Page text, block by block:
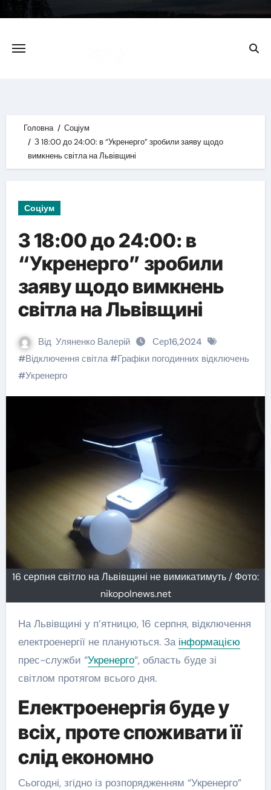
content
Головна
Соціум
З 18:00 до 24:00: в “Укренерго” зробили заяву щодо
вимкнень світла на Львівщині
Соціум
З 18:00 до 24:00: в
“Укренерго” зробили
заяву щодо вимкнень
світла на Львівщині
Від Уляненко Валерій
Сер16,2024
#Відключення світла#Графіки погодинних відключень
#Укренерго
16 серпня світло на Львівщині не вимикатимуть / Фото:
nikopolnews.net
На Львівщині у п’ятницю, 16 серпня, відключення
електроенергії не плануються. За інформацією
прес-служби “Укренерго“, область буде зі
світлом протягом всього дня.
Електроенергія буде у
всіх, проте споживати її
слід економно
Сьогодні, згідно із розпорядженням “Укренерго”